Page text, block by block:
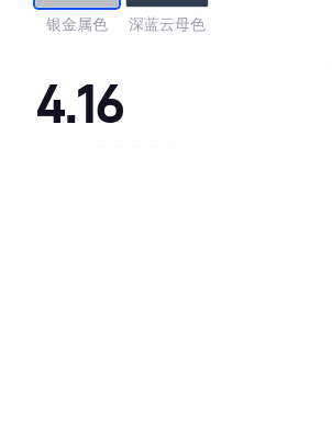
银金属色 深蓝云母色
4.16